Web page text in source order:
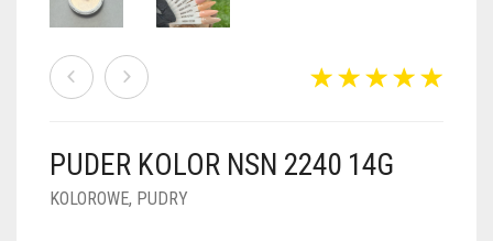
FOIL DIP
PUDER KOLOR NSN 2240 14G
KOLOROWE, PUDRY